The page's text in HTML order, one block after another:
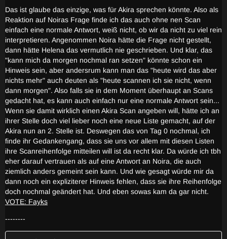
Das ist glaube das einzige, was für Akira sprechen könnte. Also als
Reaktion auf Noiras Frage finde ich das auch ohne nen Scan
einfach eine normale Antwort, weiß nicht, ob wir da nicht zu viel rein
interpretieren. Angenommen Noira hätte die Frage nicht gestellt,
dann hätte Helena das vermutlich nie geschrieben. Und klar, das
"kann mich da morgen nochmal ran setzen" könnte schon ein
Hinweis sein, aber andersrum kann man das "heute wird das aber
nichts mehr" auch deuten als "heute scannen ich sie nicht, wenn
dann morgen". Also falls sie in dem Moment überhaupt an Scans
gedacht hat, es kann auch einfach nur eine normale Antwort sein...
Wenn sie damit wirklich einen Akira Scan angeben will, hätte ich an
ihrer Stelle doch viel lieber noch eine neue Liste gemacht, auf der
Akira nun an 2. Stelle ist. Deswegen das von Tag 0 nochmal, ich
finde ihr Gedankengang, dass sie uns vor allem mit diesen Listen
ihre Scanreihenfolge mitteilen will ist da recht klar. Da würde ich tbh
eher darauf vertrauen als auf eine Antwort an Noira, die auch
ziemlich anders gemeint sein kann. Und wie gesagt würde mir da
dann noch ein expliziterer Hinweis fehlen, dass sie ihre Reihenfolge
doch nochmal geändert hat. Und eben sowas kam da gar nicht.
VOTE: Fayks
--------